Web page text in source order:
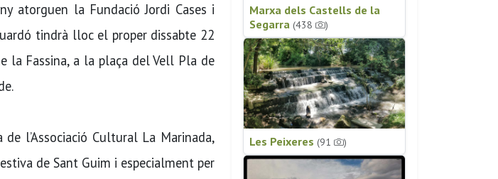
atorguen la Fundació Jordi Cases i
tindrà lloc el proper dissabte 22
la Fassina, a la plaça del Vell Pla de
l’Associació Cultural La Marinada,
de Sant Guim i especialment per
Marxa dels Castells de la
Segarra (438 )
Les Peixeres (91 )